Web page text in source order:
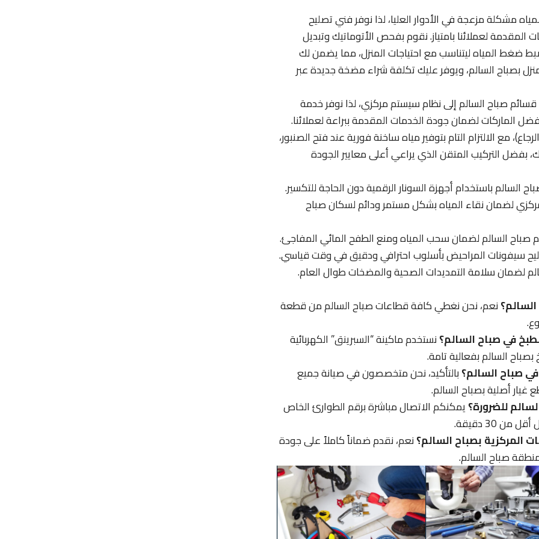
مشكلة مزعجة في الأدوار العليا، لذا نوفر فني تصليح
لعملائنا بامتياز. نقوم بفحص الأتوماتيك وتبديل
ضغط المياه ليتناسب مع احتياجات المنزل، مما يضمن لك
بصباح السالم، ويوفر عليك تكلفة شراء مضخة جديدة عبر
صباح السالم إلى نظام سيستم مركزي، لذا نوفر خدمة
الماركات لضمان جودة الخدمات المقدمة ببراعة لعملائنا.
مع الالتزام التام بتوفير مياه ساخنة فورية عند فتح الصنبور،
بفضل التركيب المتقن الذي يراعي أعلى معايير الجودة
السالم باستخدام أجهزة السونار الرقمية دون الحاجة للتكسير.
لضمان نقاء المياه بشكل مستمر ودائم لسكان صباح
صباح السالم لضمان سحب المياه ومنع الطفح المائي المفاجئ.
سيفونات المراحيض بأسلوب احترافي ودقيق في وقت قياسي.
لضمان سلامة التمديدات الصحية والمضخات طوال العام.
نعم، نحن نغطي كافة قطاعات صباح السالم من قطعة
في صباح السالم؟نستخدم ماكينة “السبرينق” الكهربائية
السالم بفعالية تامة.
صباح السالم؟بالتأكيد، نحن متخصصون في صيانة جميع
غيار أصلية بصباح السالم.
للضرورة؟يمكنكم الاتصال مباشرة برقم الطوارئ الخاص
30 دقيقة.
المركزية بصباح السالم؟نعم، نقدم ضماناً كاملاً على جودة
صباح السالم.